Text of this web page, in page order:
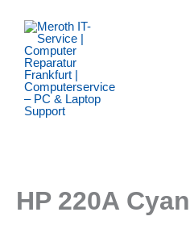
Inhalt
springen
HP 220A